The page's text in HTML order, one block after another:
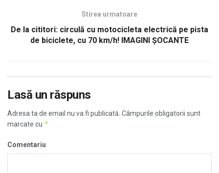
Stirea urmatoare
De la cititori: circulă cu motocicleta electrică pe pista
de biciclete, cu 70 km/h! IMAGINI ȘOCANTE
Lasă un răspuns
Adresa ta de email nu va fi publicată. Câmpurile obligatorii sunt
marcate cu *
Comentariu